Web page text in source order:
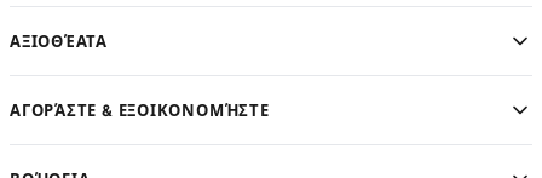
ΑΞΙΟΘΈΑΤΑ
ΑΓΟΡΆΣΤΕ & ΕΞΟΙΚΟΝΟΜΉΣΤΕ